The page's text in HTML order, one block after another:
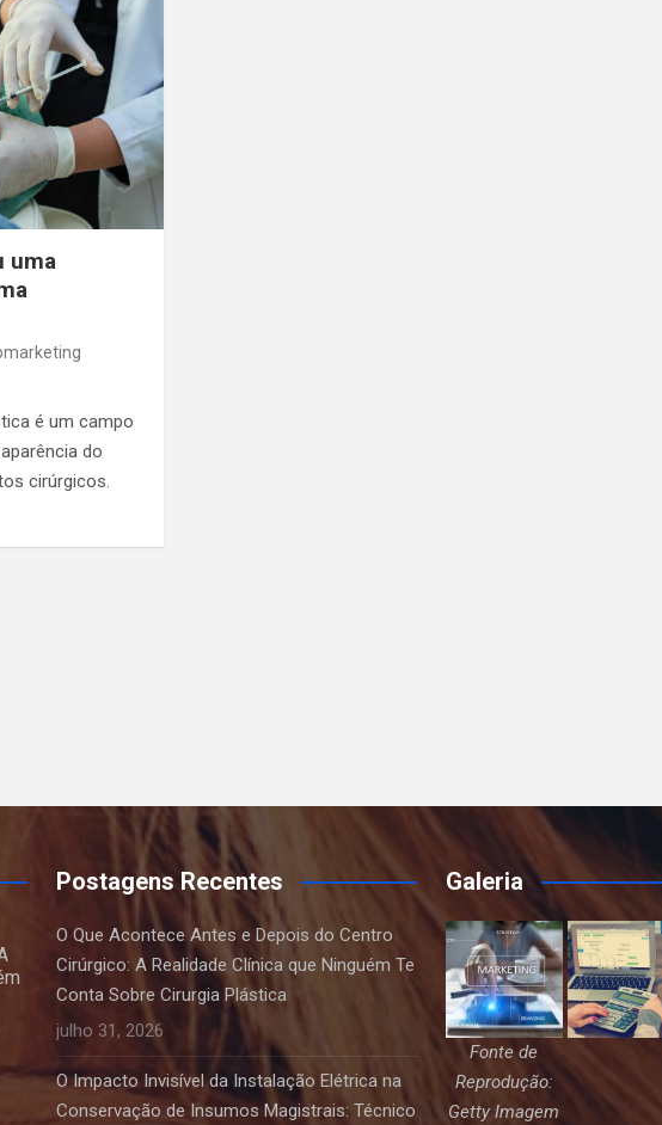
uma
é um campo
do
cirúrgicos.
Postagens Recentes
O Que Acontece Antes e Depois do Centro
Cirúrgico: A Realidade Clínica que Ninguém Te
Conta Sobre Cirurgia Plástica
julho 31, 2026
O Impacto Invisível da Instalação Elétrica na
Conservação de Insumos Magistrais: Técnico
Galeria
Fonte de
Reprodução:
Getty Imagem